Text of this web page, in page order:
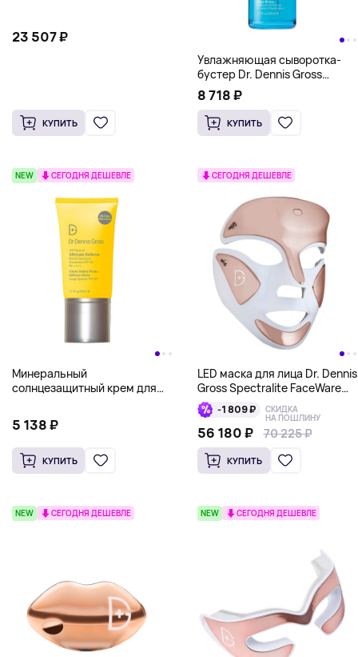
23 507 ₽
КУПИТЬ
Увлажняющая сыворотка-
бустер Dr. Dennis Gross
Hyaluronic Marine Hydration
Booster, 30 мл
8 718 ₽
КУПИТЬ
NEW СЕГОДНЯ ДЕШЕВЛЕ
Минеральный
солнцезащитный крем для
5 138 ₽
КУПИТЬ
СЕГОДНЯ ДЕШЕВЛЕ
LED маска для лица Dr. Dennis
Gross Spectralite FaceWare
Pro, белый/розовый
-1 809 ₽ СКИДКА
НА ПОШЛИНУ
56 180 ₽ 70 225 ₽
КУПИТЬ
NEW СЕГОДНЯ ДЕШЕВЛЕ NEW СЕГОДНЯ ДЕШЕВЛЕ